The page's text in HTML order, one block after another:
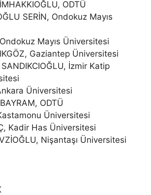
ODTÜ
SERİN, Ondokuz Mayıs
Mayıs Üniversitesi
Gaziantep Üniversitesi
İzmir Katip
Üniversitesi
ODTÜ
Üniversitesi
Kadir Has Üniversitesi
Nişantaşı Üniversitesi